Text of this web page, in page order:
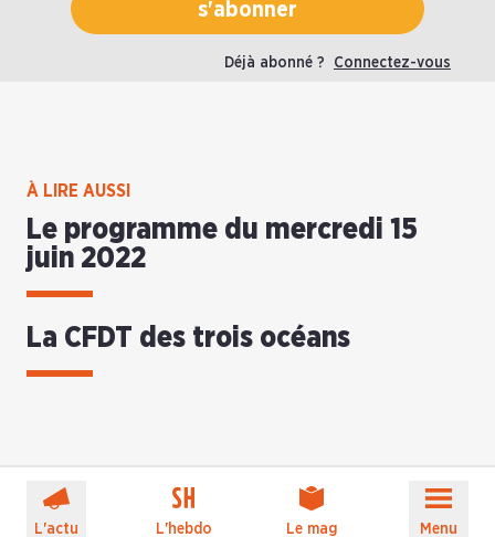
s'abonner
Déjà abonné ? Connectez-vous
À LIRE AUSSI
Le programme du mercredi 15
juin 2022
La CFDT des trois océans
L'actu L'hebdo Le mag Menu